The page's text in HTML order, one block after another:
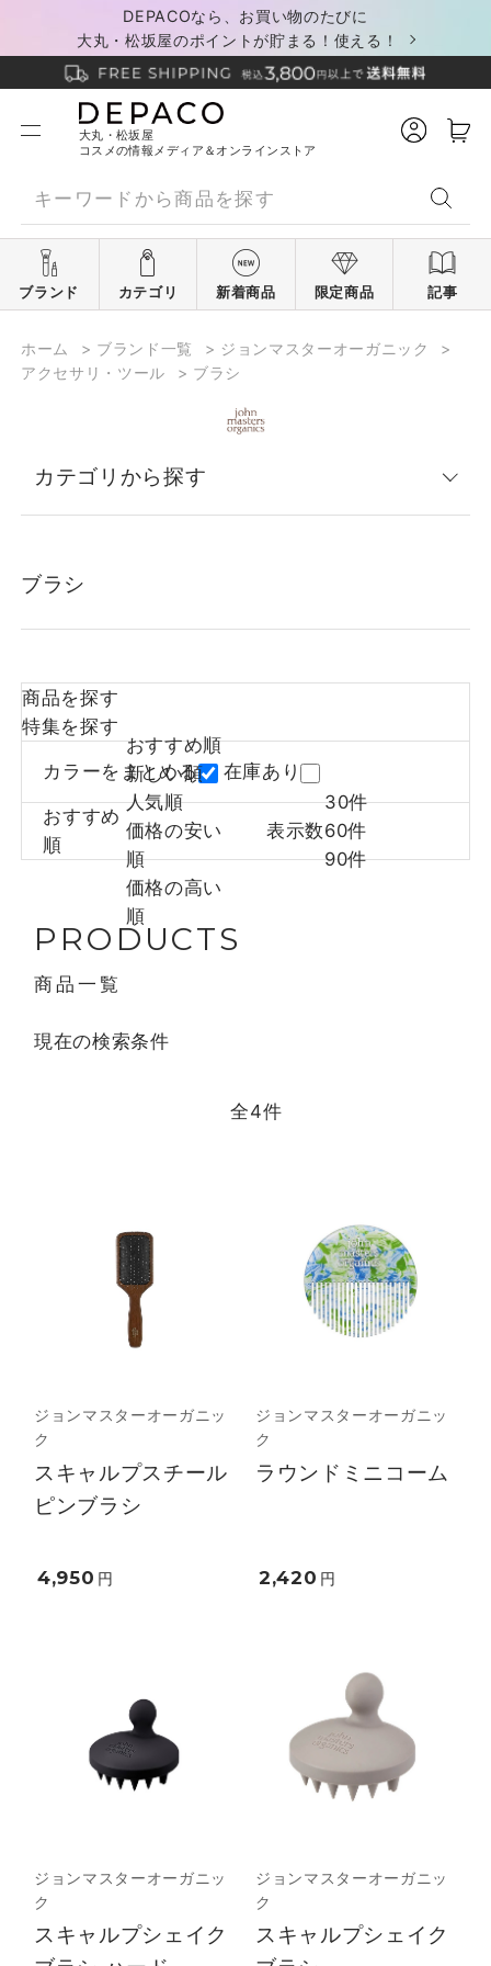
DEPACOなら、お買い物のたびに
大丸・松坂屋のポイントが貯まる！使える！
大丸・松坂屋
コスメの情報メディア＆オンラインストア
ブランド カテゴリ 新着商品 限定商品 記事
ホーム > ブランド一覧 > ジョンマスターオーガニック
>
アクセサリ・ツール
> ブラシ
カテゴリから探す
ブラシ
商品を探す
特集を探す
カラーをまとめる 在庫あり
おすすめ
順
おすすめ順
新しい順
人気順
価格の安い
順
価格の高い
順
表示数
30件
60件
90件
PRODUCTS
商品一覧
現在の検索条件
全4件
ジョンマスターオーガニッ
ク
スキャルプスチール
ピンブラシ
4,950 円
ジョンマスターオーガニッ
ク
ラウンドミニコーム
2,420 円
ジョンマスターオーガニッ
ク
スキャルプシェイク
ジョンマスターオーガニッ
ク
スキャルプシェイク